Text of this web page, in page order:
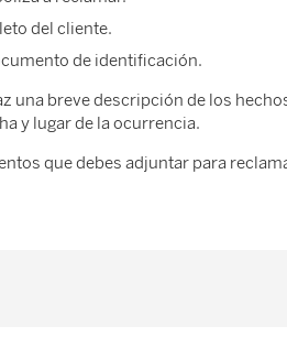
del cliente.
de identificación.
una breve descripción de los
y lugar de la ocurrencia.
que debes adjuntar para